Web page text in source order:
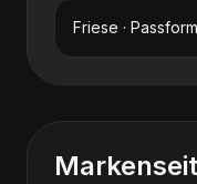
Friese ·